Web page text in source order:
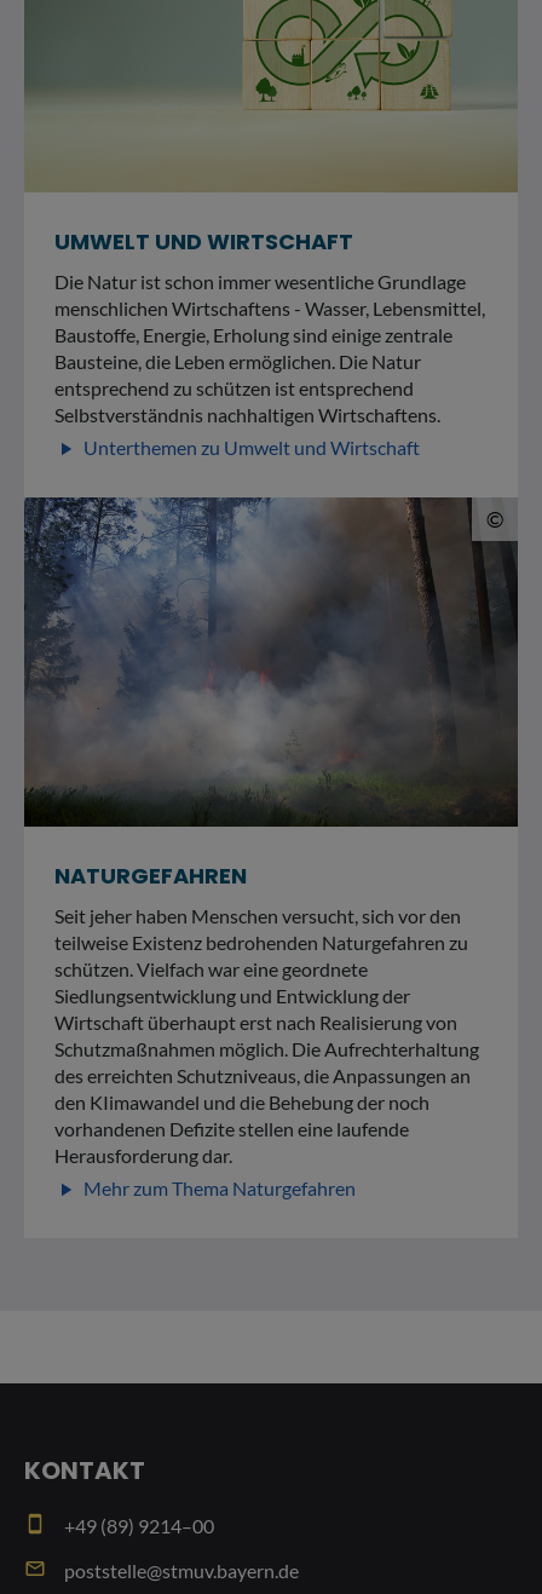
UMWELT UND WIRTSCHAFT
Die Natur ist schon immer wesentliche Grundlage
menschlichen Wirtschaftens - Wasser, Lebensmittel,
Baustoffe, Energie, Erholung sind einige zentrale
Bausteine, die Leben ermöglichen. Die Natur
entsprechend zu schützen ist entsprechend
Selbstverständnis nachhaltigen Wirtschaftens.
play_arrow Unterthemen zu Umwelt und Wirtschaft
©
NATURGEFAHREN
Seit jeher haben Menschen versucht, sich vor den
teilweise Existenz bedrohenden Naturgefahren zu
schützen. Vielfach war eine geordnete
Siedlungsentwicklung und Entwicklung der
Wirtschaft überhaupt erst nach Realisierung von
Schutzmaßnahmen möglich. Die Aufrechterhaltung
des erreichten Schutzniveaus, die Anpassungen an
den KIimawandel und die Behebung der noch
vorhandenen Defizite stellen eine laufende
Herausforderung dar.
play_arrow Mehr zum Thema Naturgefahren
KONTAKT
smartphone +49 (89) 9214–00
email poststelle@stmuv.bayern.de